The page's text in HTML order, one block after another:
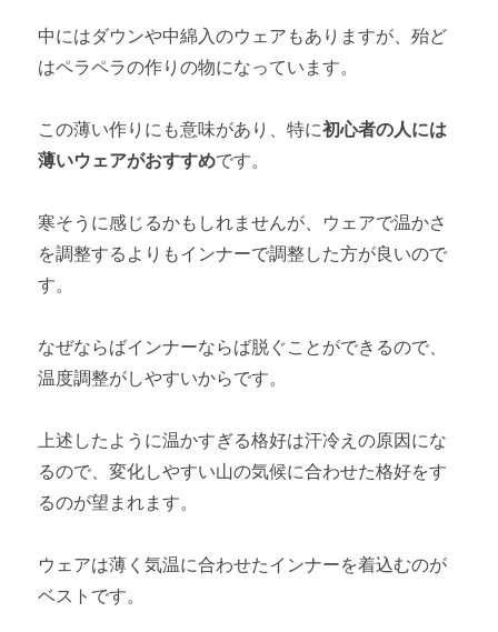
中にはダウンや中綿入のウェアもありますが、殆ど
はペラペラの作りの物になっています。
この薄い作りにも意味があり、特に初心者の人には
薄いウェアがおすすめです。
寒そうに感じるかもしれませんが、ウェアで温かさ
を調整するよりもインナーで調整した方が良いので
す。
なぜならばインナーならば脱ぐことができるので、
温度調整がしやすいからです。
上述したように温かすぎる格好は汗冷えの原因にな
るので、変化しやすい山の気候に合わせた格好をす
るのが望まれます。
ウェアは薄く気温に合わせたインナーを着込むのが
ベストです。